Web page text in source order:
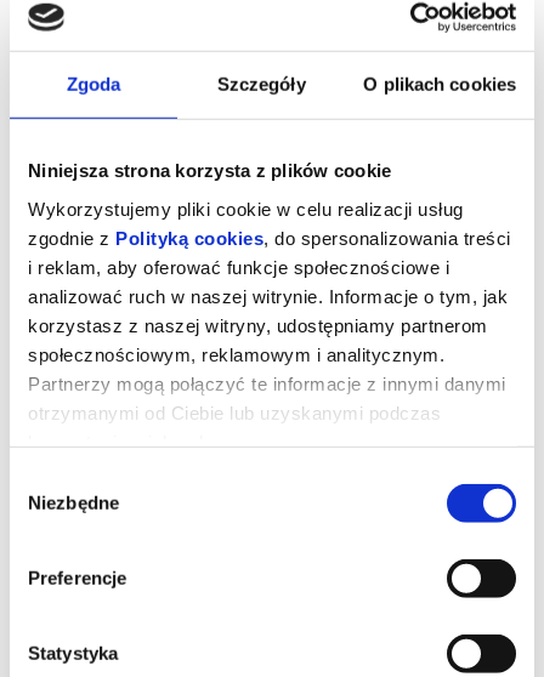
Zgoda Szczegóły O plikach cookies
Niniejsza strona korzysta z plików cookie
Wykorzystujemy pliki cookie w celu realizacji usług
zgodnie z Polityką cookies , do spersonalizowania treści
i reklam, aby oferować funkcje społecznościowe i
analizować ruch w naszej witrynie. Informacje o tym, jak
korzystasz z naszej witryny, udostępniamy partnerom
społecznościowym, reklamowym i analitycznym.
Partnerzy mogą połączyć te informacje z innymi danymi
otrzymanymi od Ciebie lub uzyskanymi podczas
zgody
Niezbędne
Preferencje
Statystyka
Zawieście czerwone latarnie
Film opowiada historię młodej dziewczyny o imieniu Song Lian (Li
Gong), która nie mając perspektyw na ukończenie studiów,
podejmuje decyzję o zamążpójściu. Wie, że wybierając bogatego
siedziby swojego małżonka Song Lian powoli poznaje zwyczaje
mieszkańców i rytuał zawieszania czerwonych latarni. Jest to
inny świat, w którym musi nauczyć się funkcjonować.